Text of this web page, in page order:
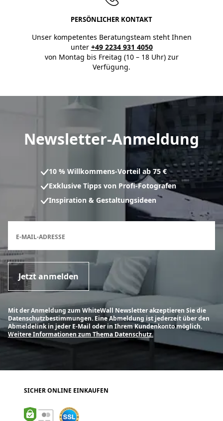
PERSÖNLICHER KONTAKT
Unser kompetentes Beratungsteam steht Ihnen
unter +49 2234 931 4050
von Montag bis Freitag (10 – 18 Uhr) zur
Verfügung.
Newsletter-Anmeldung
10 % Willkommens-Vorteil ab 75 €
Exklusive Tipps von Profi-Fotografen
Inspiration & Gestaltungsideen
E-MAIL-ADRESSE
Jetzt anmelden
Mit der Anmeldung zum WhiteWall Newsletter akzeptieren Sie die
Datenschutzbestimmungen. Eine Abmeldung ist jederzeit über den
Abmeldelink in jeder E-Mail oder in Ihrem Kundenkonto möglich.
Weitere Informationen zum Thema Datenschutz.
SICHER ONLINE EINKAUFEN